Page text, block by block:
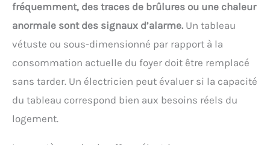
fréquemment, des traces de brûlures ou une chaleur
anormale sont des signaux d’alarme. Un tableau
vétuste ou sous-dimensionné par rapport à la
consommation actuelle du foyer doit être remplacé
sans tarder. Un électricien peut évaluer si la capacité
du tableau correspond bien aux besoins réels du
logement.